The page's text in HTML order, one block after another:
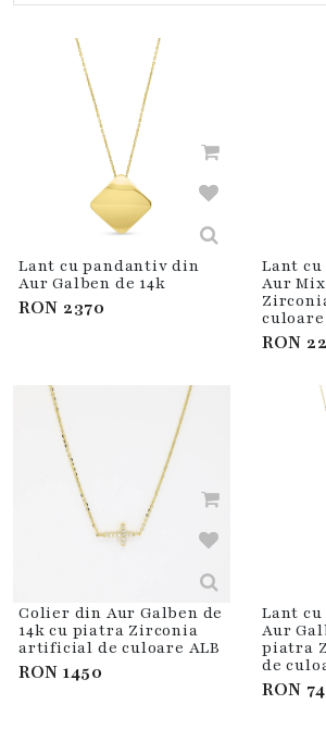
Lant cu pandantiv din
Aur Galben de 14k
RON 2370
Lant
Aur
culoare
RON
Colier din Aur Galben de
14k cu piatra Zirconia
artificial de culoare ALB
RON1450
Lant
Aur
piatra
de
RON